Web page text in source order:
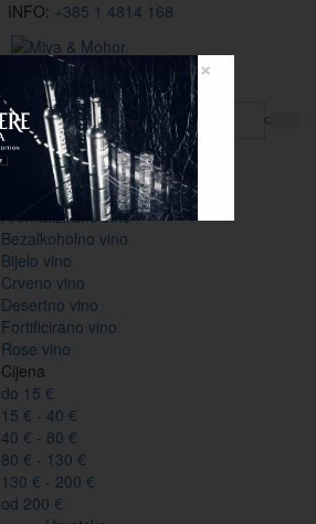
INFO: +385 1 4814 168
EN
Vrsta
Aromatizirano vino
Bezalkoholno vino
Bijelo vino
Crveno vino
Desertno vino
Fortificirano vino
Rose vino
Cijena
do 15 €
15 € - 40 €
40 € - 80 €
80 € - 130 €
130 € - 200 €
od 200 €
×